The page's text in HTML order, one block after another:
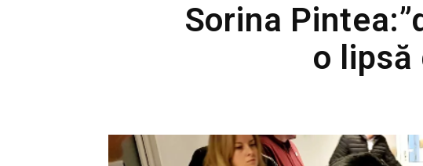
Sorina
o lipsă